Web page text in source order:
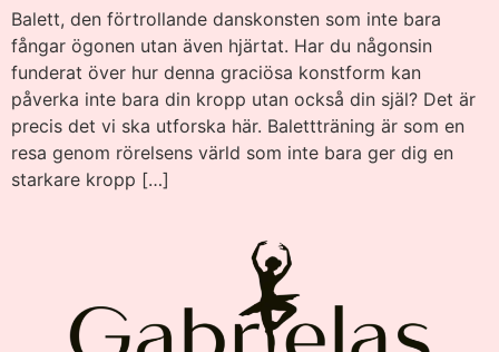
Balett, den förtrollande danskonsten som inte bara
fångar ögonen utan även hjärtat. Har du någonsin
funderat över hur denna graciösa konstform kan
påverka inte bara din kropp utan också din själ? Det är
precis det vi ska utforska här. Balettträning är som en
resa genom rörelsens värld som inte bara ger dig en
starkare kropp […]